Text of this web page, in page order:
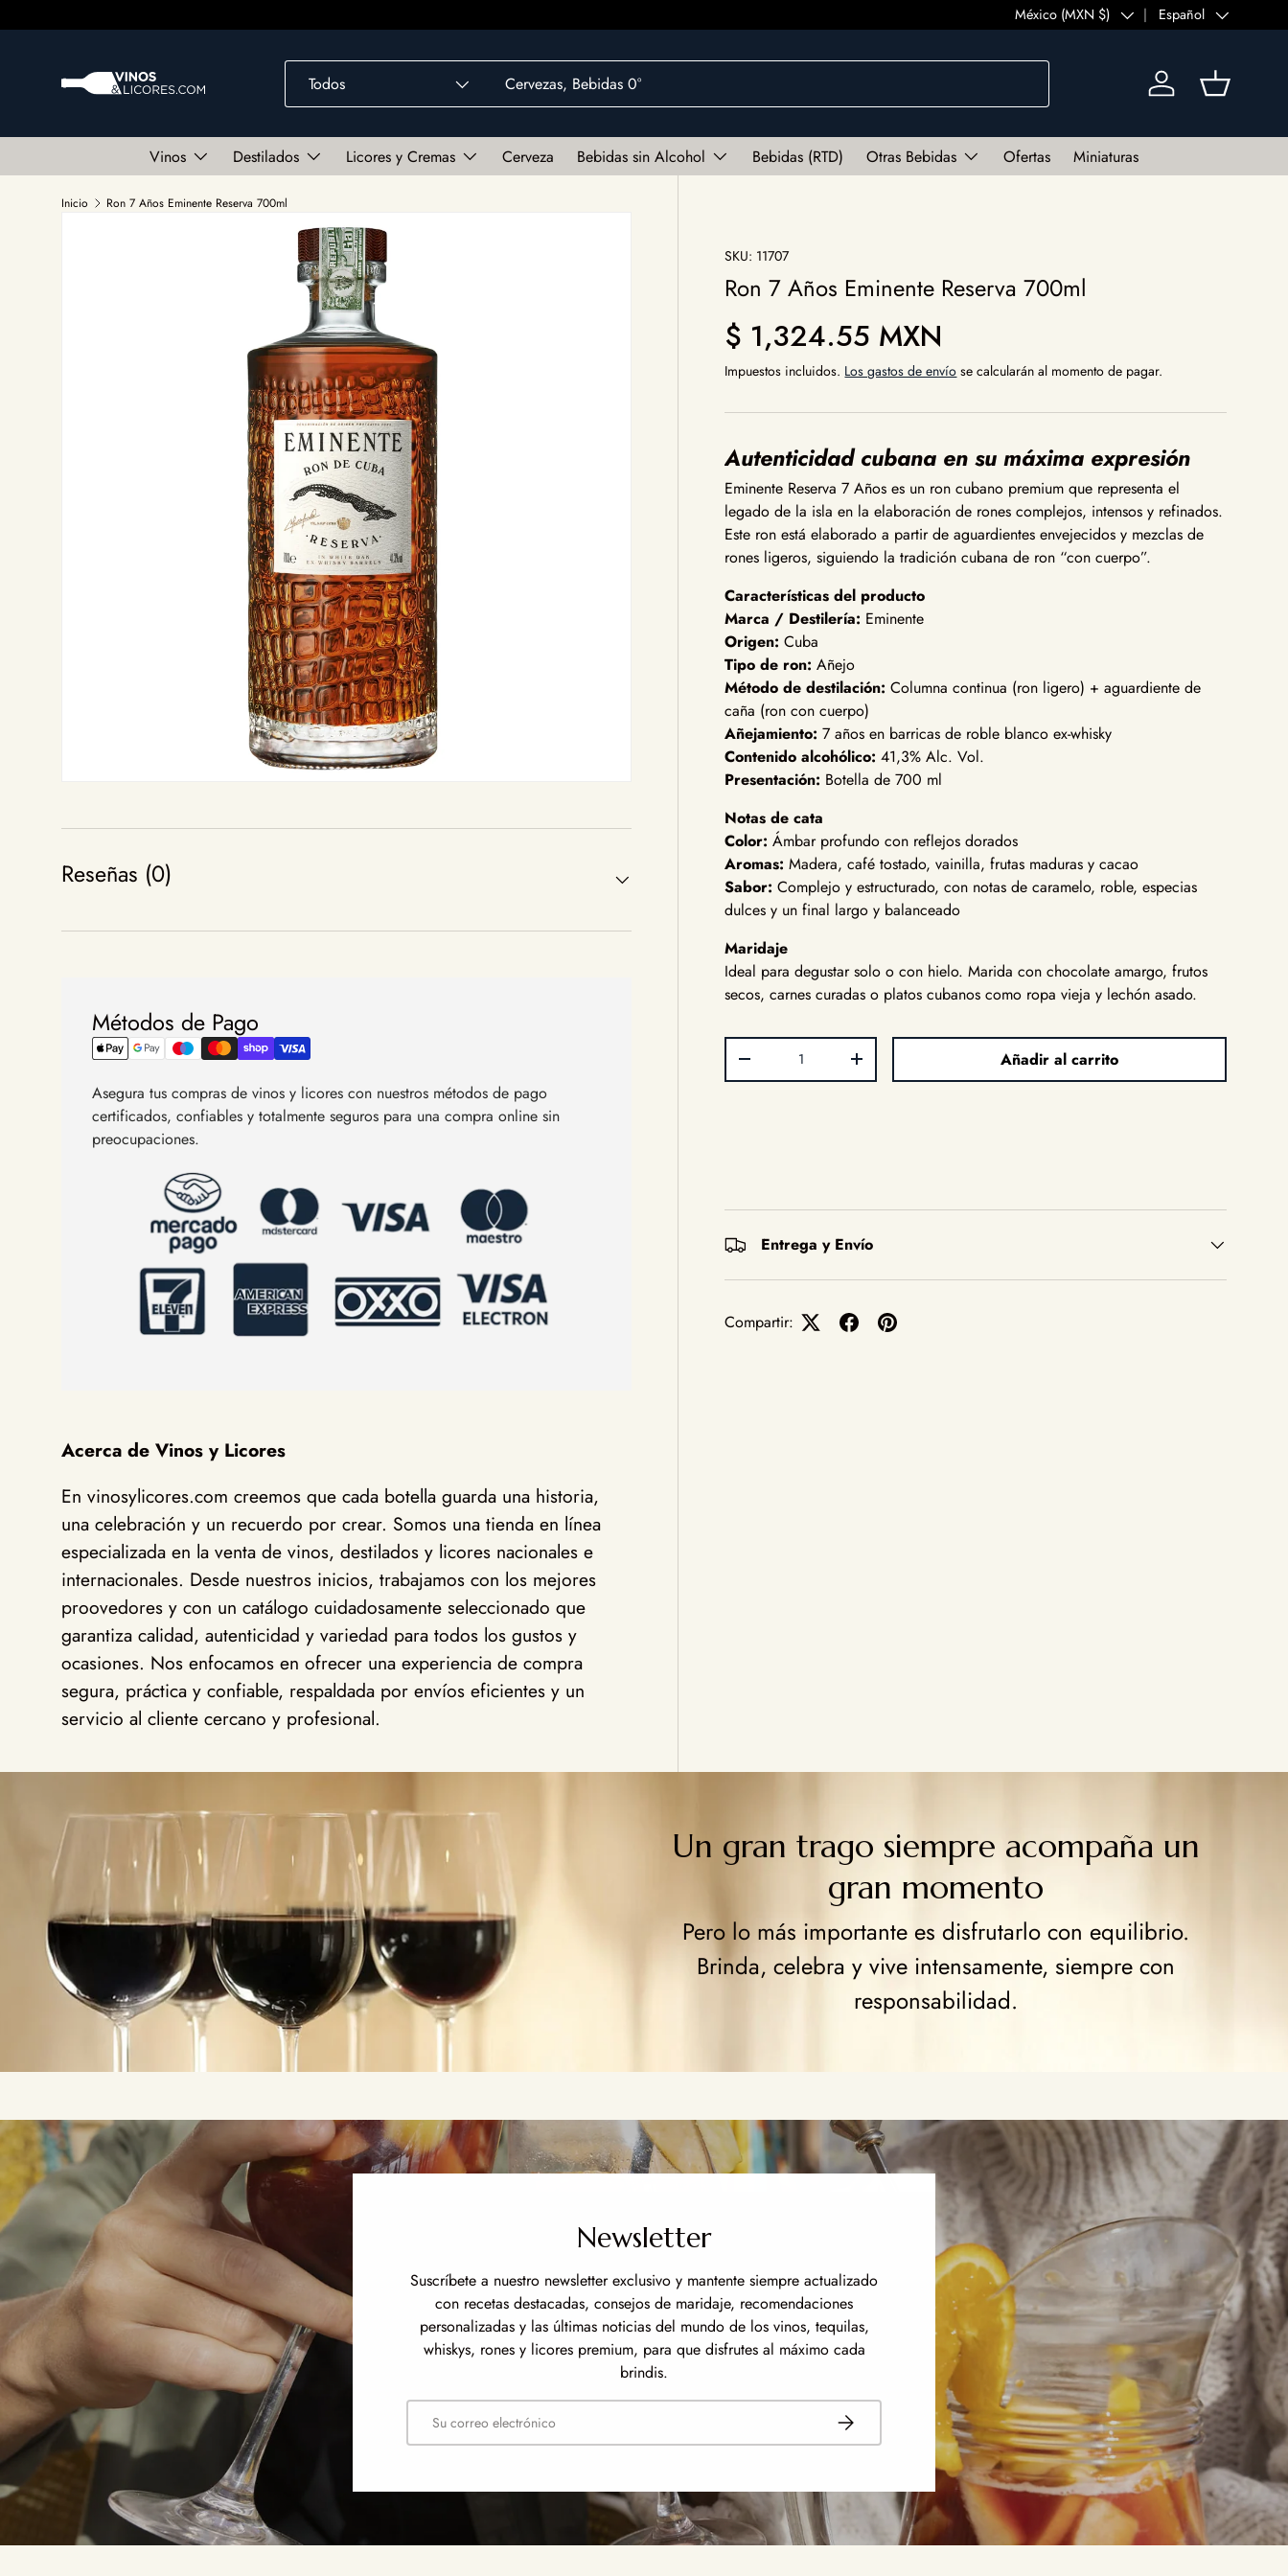
Ir al contenido
País/Región
México (MXN $) IdiomaEspañol
Todos Iniciar sesión
Cesta
Vinos Destilados Licores y Cremas Cerveza Bebidas sin Alcohol Bebidas (RTD) Otras Bebidas Ofertas Miniaturas
Inicio Ron 7 Años Eminente Reserva 700ml
Ir directamente a la información del producto SKU: 11707
Ron 7 Años Eminente Reserva 700ml
Precio normal
$ 1,324.55 MXN
Impuestos incluidos. Los gastos de envío se calcularán al momento de pagar.
Autenticidad cubana en su máxima expresión
Eminente Reserva 7 Años es un ron cubano premium que representa el
legado de la isla en la elaboración de rones complejos, intensos y refinados.
Este ron está elaborado a partir de aguardientes envejecidos y mezclas de
rones ligeros, siguiendo la tradición cubana de ron “con cuerpo”.
Características del producto
Marca / Destilería: Eminente
Origen: Cuba
Tipo de ron: Añejo
Método de destilación: Columna continua (ron ligero) + aguardiente de
caña (ron con cuerpo)
Añejamiento: 7 años en barricas de roble blanco ex-whisky
Contenido alcohólico: 41,3% Alc. Vol.
Presentación: Botella de 700 ml
Notas de cata
Color: Ámbar profundo con reflejos dorados
Aromas: Madera, café tostado, vainilla, frutas maduras y cacao
Sabor: Complejo y estructurado, con notas de caramelo, roble, especias
dulces y un final largo y balanceado
Maridaje
Ideal para degustar solo o con hielo. Marida con chocolate amargo, frutos
secos, carnes curadas o platos cubanos como ropa vieja y lechón asado.
Disminuir cantidadAumentar la cantidad Añadir al carrito
Entrega y Envío
Compartir:
Reseñas (0)
Métodos de Pago
Asegura tus compras de vinos y licores con nuestros métodos de pago
certificados, confiables y totalmente seguros para una compra online sin
preocupaciones.
Acerca de Vinos y Licores
En vinosylicores.com creemos que cada botella guarda una historia,
una celebración y un recuerdo por crear. Somos una tienda en línea
especializada en la venta de vinos, destilados y licores nacionales e
internacionales. Desde nuestros inicios, trabajamos con los mejores
proovedores y con un catálogo cuidadosamente seleccionado que
garantiza calidad, autenticidad y variedad para todos los gustos y
ocasiones. Nos enfocamos en ofrecer una experiencia de compra
segura, práctica y confiable, respaldada por envíos eficientes y un
servicio al cliente cercano y profesional.
Un gran trago siempre acompaña un
gran momento
Pero lo más importante es disfrutarlo con equilibrio.
Brinda, celebra y vive intensamente, siempre con
responsabilidad.
Newsletter
Suscríbete a nuestro newsletter exclusivo y mantente siempre actualizado
con recetas destacadas, consejos de maridaje, recomendaciones
personalizadas y las últimas noticias del mundo de los vinos, tequilas,
whiskys, rones y licores premium, para que disfrutes al máximo cada
brindis.
Correo electrónico Suscribirse